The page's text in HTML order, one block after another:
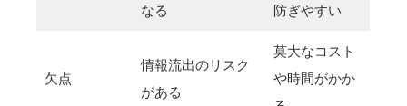
なる
防ぎやすい
欠点
情報流出のリスク
がある
莫大なコスト
や時間がかか